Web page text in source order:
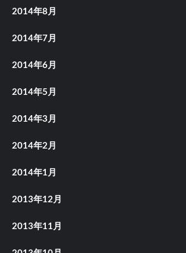
2014年8月
2014年7月
2014年6月
2014年5月
2014年3月
2014年2月
2014年1月
2013年12月
2013年11月